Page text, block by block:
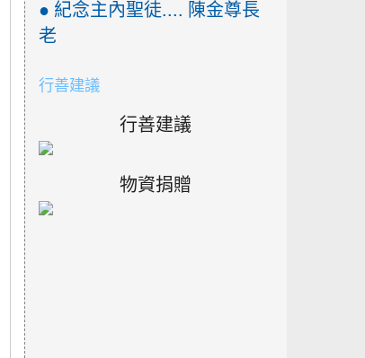
● 紀念主內聖徒.... 陳金尊長
老
行善建議
行善建議
物資捐贈